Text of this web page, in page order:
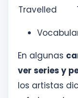
Travelled
En algunas
ver series y
los artistas